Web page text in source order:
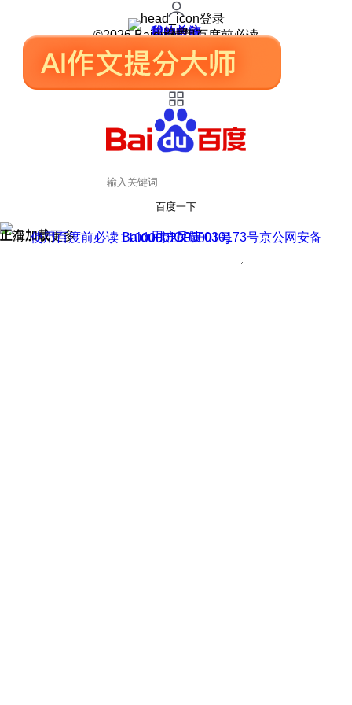
登录
我的关注
我的收藏
皮肤中心
用户反馈
设置
©2026 Baidu 使用百度前必读
百度一下
正在加载
上滑加载更多 用户反馈
使用百度前必读 Baidu 京ICP证030173号
京公网安备11000002000001号